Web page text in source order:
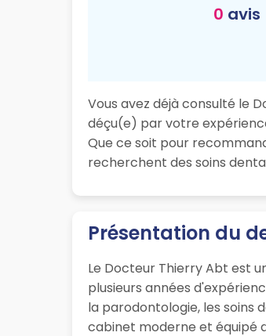
0 avis
Vous avez déjà consulté le
déçu(e) par votre
Que ce soit pour
recherchent des soins
Présentation du
Le Docteur Thierry Abt est
plusieurs années
la parodontologie, les soins
cabinet moderne et équipé